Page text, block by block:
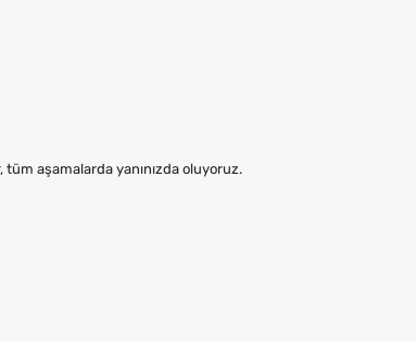
aşamalarda yanınızda oluyoruz.